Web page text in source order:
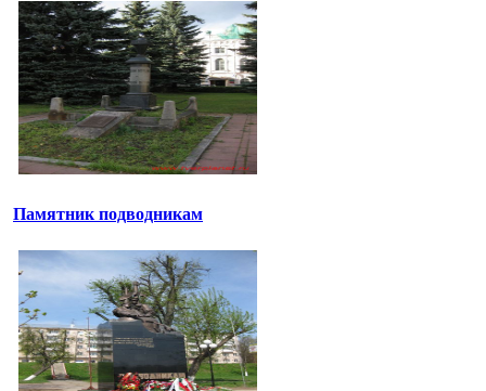
Памятник подводникам